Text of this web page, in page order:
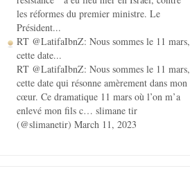
les réformes du premier ministre. Le
Président...
RT @LatifaIbnZ: Nous sommes le 11 mars,
cette date...
RT @LatifaIbnZ: Nous sommes le 11 mars,
cette date qui résonne amèrement dans mon
cœur. Ce dramatique 11 mars où l’on m’a
enlevé mon fils c… slimane tir
(@slimanetir) March 11, 2023